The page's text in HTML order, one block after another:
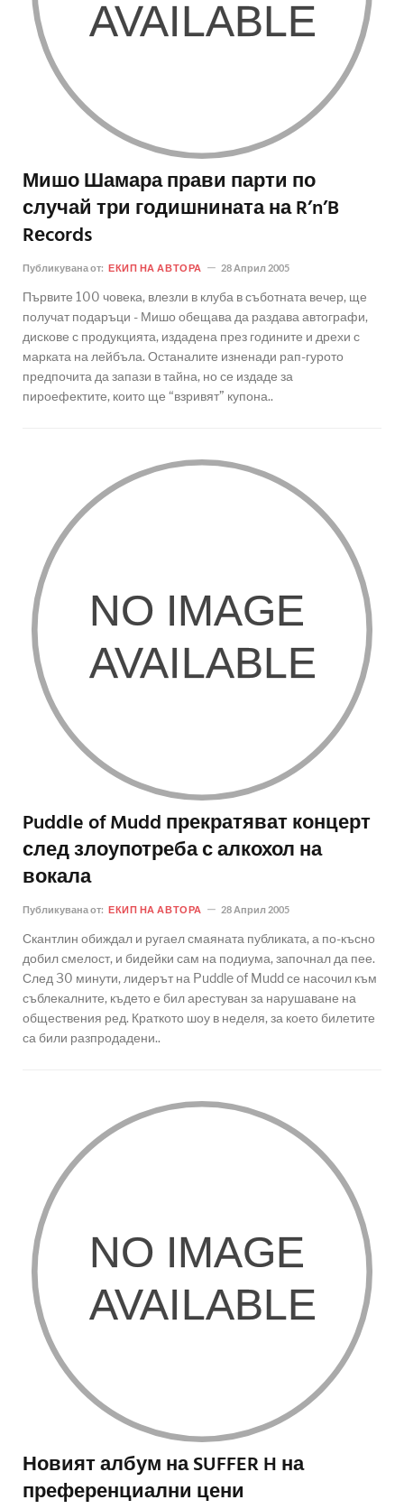
Мишо Шамара прави парти по
случай три годишнината на R’n’B
Rеcords
Публикувана от: ЕКИП НА АВТОРА 28 Април 2005
Първите 100 човека, влезли в клуба в съботната вечер, ще
получат подаръци - Мишо обещава да раздава автографи,
дискове с продукцията, издадена през годините и дрехи с
марката на лейбъла. Останалите изненади рап-гурото
предпочита да запази в тайна, но се издаде за
пироефектите, които ще “взривят” купона..
Puddle of Mudd прекратяват концерт
след злоупотреба с алкохол на
вокала
Публикувана от: ЕКИП НА АВТОРА 28 Април 2005
Скантлин обиждал и ругаел смаяната публиката, а по-късно
добил смелост, и бидейки сам на подиума, започнал да пее.
След 30 минути, лидерът на Puddle of Mudd се насочил към
съблекалните, където е бил арестуван за нарушаване на
обществения ред. Краткото шоу в неделя, за което билетите
са били разпродадени..
Новият албум на SUFFER H на
преференциални цени